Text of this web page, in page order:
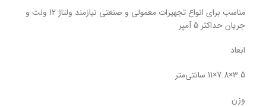
مناسب برای انواع تجهیزات معمولی و صنعتی نیازمند ولتاژ 12 ولت و
جریان حداکثر 5 آمپر
ابعاد
3.5×7.8×11 سانتی‌متر
وزن